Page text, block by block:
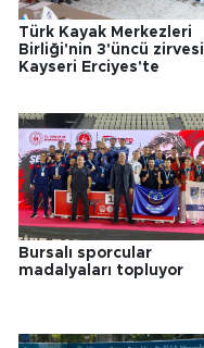
Türk Kayak Merkezleri
Birliği'nin 3'üncü zirvesi
Kayseri Erciyes'te
Bursalı sporcular
madalyaları topluyor